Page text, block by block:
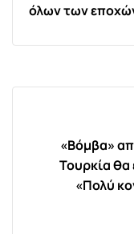
όλων των
«Βόμβα»
Τουρκία θα
«Πολύ